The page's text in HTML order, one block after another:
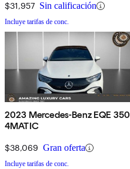
$31,957 Sin calificación
Incluye tarifas de conc.
2023 Mercedes-Benz EQE 350
4MATIC
$38,069 Gran oferta
Incluye tarifas de conc.